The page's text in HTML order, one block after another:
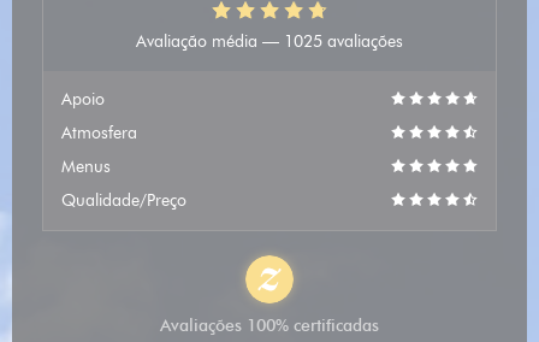
Avaliação média — 1025 avaliações
Apoio
Atmosfera
Menus
Qualidade/Preço
Avaliações 100% certificadas